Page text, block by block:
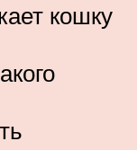
кошку